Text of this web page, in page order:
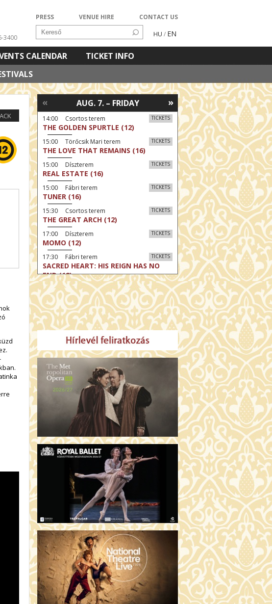
PRESS VENUE HIRE CONTACT US
HU / EN
3400
CALENDAR
TICKET INFO
»
AUG. 7. – FRIDAY
«
TICKETS
14:00 Csortos terem
THE GOLDEN SPURTLE (12)
TICKETS
15:00 Törőcsik Mari terem
THE LOVE THAT REMAINS (16)
TICKETS
15:00 Díszterem
REAL ESTATE (16)
TICKETS
15:00 Fábri terem
TUNER (16)
TICKETS
15:30 Csortos terem
THE GREAT ARCH (12)
TICKETS
17:00 Díszterem
MOMO (12)
TICKETS
17:30 Fábri terem
SACRED HEART: HIS REIGN HAS NO
END (12)
TICKETS
17:30 Törőcsik Mari terem
CALLE MALAGA (16)
TICKETS
17:30 Csortos terem
MOHÁCS – VILÁGOK HARCA (12)
19:00 Díszterem
THE ODYSSEY (16)
TICKETS
19:30 Csortos terem
THE INVITE (16)
19:30 Fábri terem
BITTER CHRISTMAS (16)
TICKETS
20:00 Törőcsik Mari terem
THE STRANGER (16)